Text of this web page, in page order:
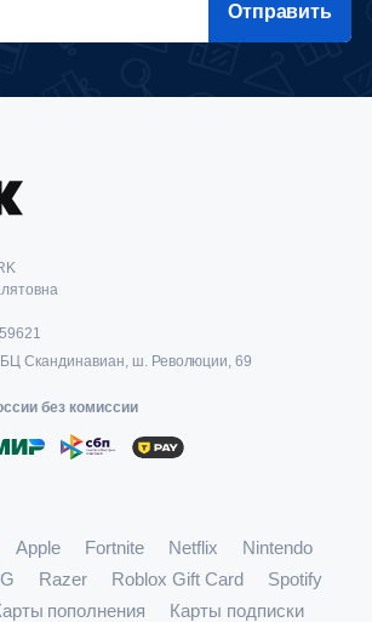
Отправить
БЦ Скандинавиан, ш. Революции, 69
без комиссии
Apple Fortnite Netflix
Nintendo
Razer Roblox Gift Card
Spotify
пополнения Карты подписки